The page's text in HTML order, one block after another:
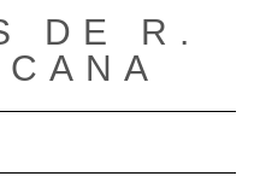
DE R.
modo de navegación